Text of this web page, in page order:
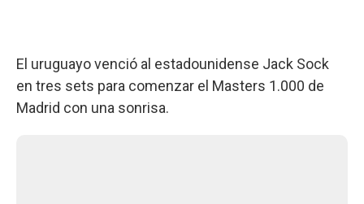
El uruguayo venció al estadounidense Jack Sock
en tres sets para comenzar el Masters 1.000 de
Madrid con una sonrisa.